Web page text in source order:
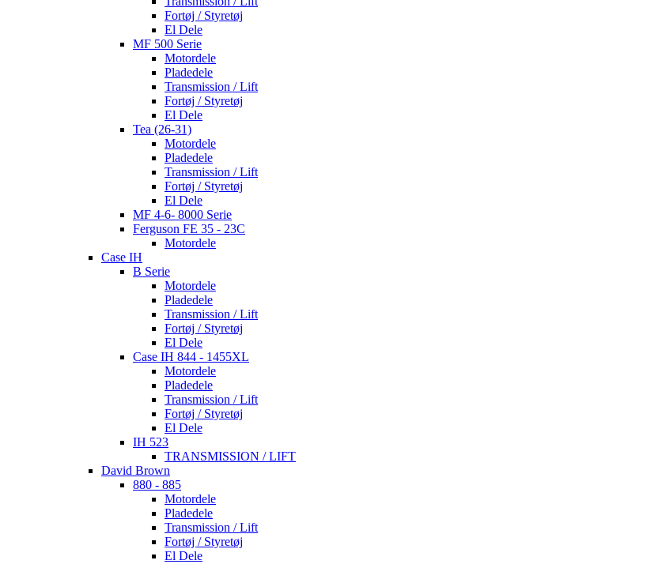
Fortøj / Styretøj
El Dele
MF 500 Serie
Motordele
Pladedele
Transmission / Lift
Fortøj / Styretøj
El Dele
Tea (26-31)
Motordele
Pladedele
Transmission / Lift
Fortøj / Styretøj
El Dele
MF 4-6- 8000 Serie
Ferguson FE 35 - 23C
Motordele
Case IH
B Serie
Motordele
Pladedele
Transmission / Lift
Fortøj / Styretøj
El Dele
Case IH 844 - 1455XL
Motordele
Pladedele
Transmission / Lift
Fortøj / Styretøj
El Dele
IH 523
TRANSMISSION / LIFT
David Brown
880 - 885
Motordele
Pladedele
Transmission / Lift
Fortøj / Styretøj
El Dele